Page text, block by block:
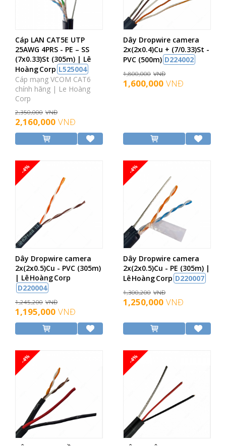
Cáp LAN CAT5E UTP
25AWG 4PRS - PE – SS
(7x0.33)St (305m) | Lê
Hoàng Corp L525004
Cáp mạng VCOM CAT6
chính hãng | Le Hoàng
Corp
2,350,000 VNĐ
2,160,000 VNĐ
Dây Dropwire camera
2x(2x0.4)Cu + (7/0.33)St -
PVC (500m) D224002
1,800,000 VNĐ
1,600,000 VNĐ
-4%
Dây Dropwire camera
2x(2x0.5)Cu - PVC (305m)
| Lê Hoàng Corp
D220004
1,245,200 VNĐ
1,195,000 VNĐ
-4%
Dây Dropwire camera
2x(2x0.5)Cu - PE (305m) |
Lê Hoàng Corp D220007
1,300,200 VNĐ
1,250,000 VNĐ
-4% -4%